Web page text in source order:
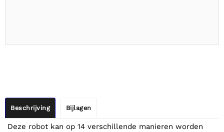
Beschrijving Bijlagen
Deze robot kan op 14 verschillende manieren worden